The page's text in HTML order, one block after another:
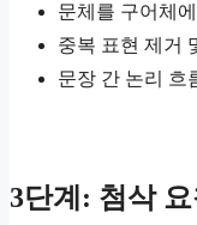
문체를 구어체
중복 표현 제거
문장 간 논리 흐
3단계: 첨삭